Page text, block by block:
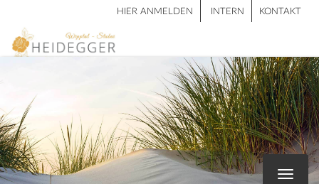
HIER ANMELDEN INTERN KONTAKT
Toggle